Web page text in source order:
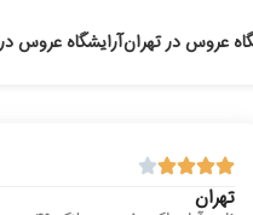
عروس در تهرانآرایشگاه عروس
تهران